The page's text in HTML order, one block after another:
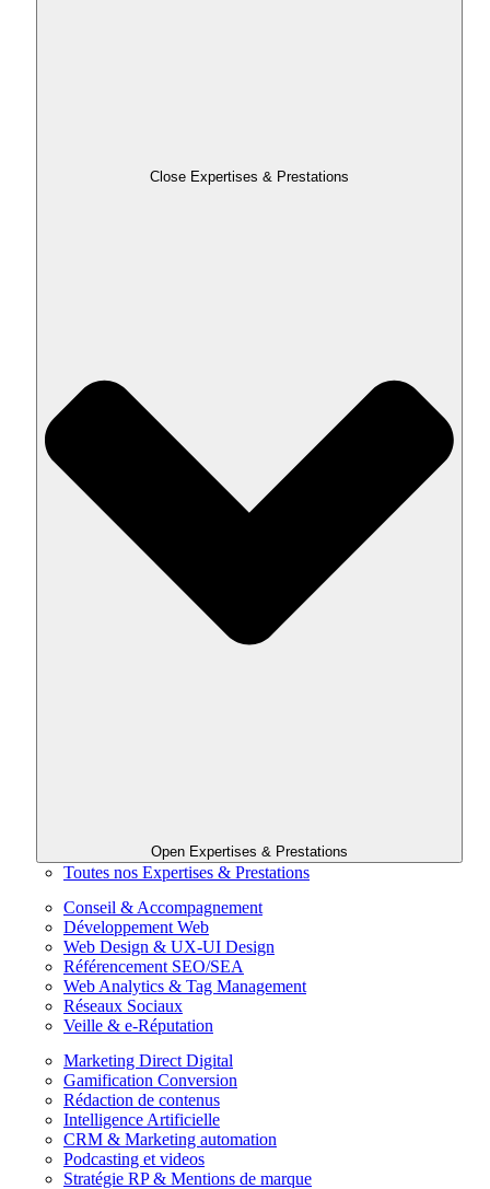
Close Expertises & Prestations
Open Expertises & Prestations
Toutes nos Expertises & Prestations
Conseil & Accompagnement
Développement Web
Web Design & UX-UI Design
Référencement SEO/SEA
Web Analytics & Tag Management
Réseaux Sociaux
Veille & e-Réputation
Marketing Direct Digital
Gamification Conversion
Rédaction de contenus
Intelligence Artificielle
CRM & Marketing automation
Podcasting et videos
Stratégie RP & Mentions de marque